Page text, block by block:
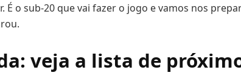
É o sub-20 que vai fazer o jogo e vamos nos
veja a lista de